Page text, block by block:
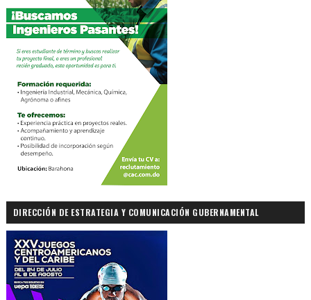
DIRECCIÓN DE ESTRATEGIA Y COMUNICACIÓN GUBERNAMENTAL